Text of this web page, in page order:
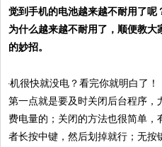
觉到手机的电池越来越不耐用了
为什么越来越不耐用了，顺便教
的妙招。
第一点就是要及时关闭后台程序
费电量的；关闭的方法也很简单
者长按中键，然后划掉就行；无按